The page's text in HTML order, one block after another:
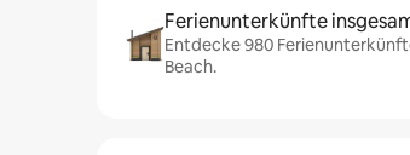
Ferienunterkünfte
Entdecke 980
Beach.